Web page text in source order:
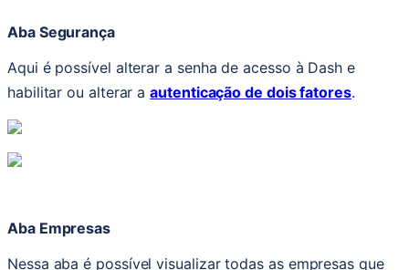
Aba Segurança
Aqui é possível alterar a senha de acesso à Dash e
habilitar ou alterar a autenticação de dois fatores.
Aba Empresas
Nessa aba é possível visualizar todas as empresas que